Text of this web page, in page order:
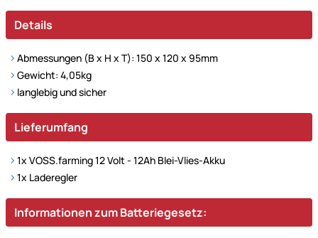
Details
Abmessungen (B x H x T): 150 x 120 x 95mm
Gewicht: 4,05kg
langlebig und sicher
Lieferumfang
1x VOSS.farming 12 Volt - 12Ah Blei-Vlies-Akku
1x Laderegler
Informationen zum Batteriegesetz: